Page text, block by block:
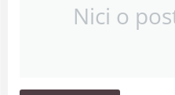
Nici o